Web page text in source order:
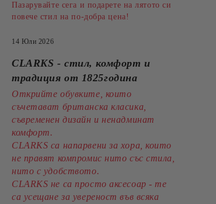
Пазарувайте сега и подарете на лятото си
повече стил на по-добра цена!
14 Юли 2026
CLARKS - стил, комфорт и
традиция от 1825година
Открийте обувките, които
съчетават британска класика,
съвременен дизайн и ненадминат
комфорт.
CLARKS са напарвени за хора, които
не правят компромис нито със стила,
нито с удобството.
CLARKS не са просто аксесоар - те
са усещане за увереност във всяка